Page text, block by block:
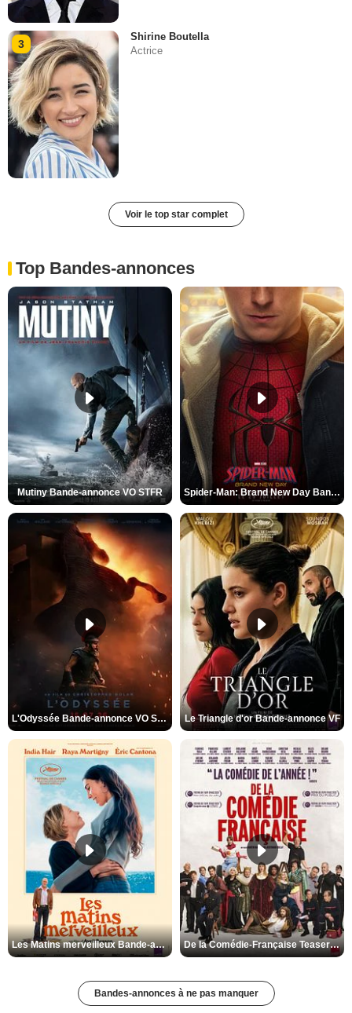
3
Shirine Boutella
Actrice
Voir le top star complet
Top Bandes-annonces
Mutiny Bande-annonce VO STFR Spider-Man: Brand New Day Bande-annonce VO STFR
L'Odyssée Bande-annonce VO STFR Le Triangle d'or Bande-annonce VF
Les Matins merveilleux Bande-annonce VF De la Comédie-Française Teaser VF
Bandes-annonces à ne pas manquer